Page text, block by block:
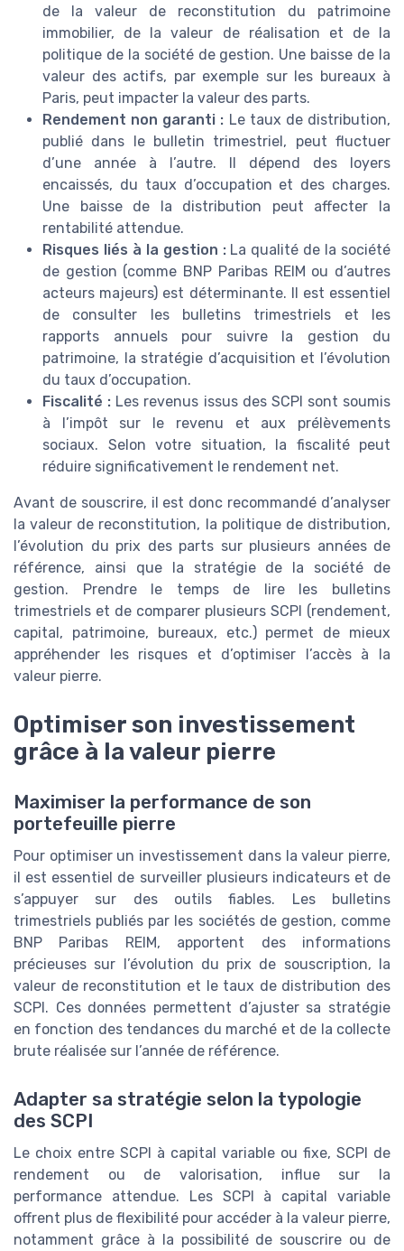
de la valeur de reconstitution du patrimoine
immobilier, de la valeur de réalisation et de la
politique de la société de gestion. Une baisse de la
valeur des actifs, par exemple sur les bureaux à
Paris, peut impacter la valeur des parts.
Rendement non garanti : Le taux de distribution,
publié dans le bulletin trimestriel, peut fluctuer
d’une année à l’autre. Il dépend des loyers
encaissés, du taux d’occupation et des charges.
Une baisse de la distribution peut affecter la
rentabilité attendue.
Risques liés à la gestion :La qualité de la société
de gestion (comme BNP Paribas REIM ou d’autres
acteurs majeurs) est déterminante. Il est essentiel
de consulter les bulletins trimestriels et les
rapports annuels pour suivre la gestion du
patrimoine, la stratégie d’acquisition et l’évolution
du taux d’occupation.
Fiscalité : Les revenus issus des SCPI sont soumis
à l’impôt sur le revenu et aux prélèvements
sociaux. Selon votre situation, la fiscalité peut
réduire significativement le rendement net.
Avant de souscrire, il est donc recommandé d’analyser
la valeur de reconstitution, la politique de distribution,
l’évolution du prix des parts sur plusieurs années de
référence, ainsi que la stratégie de la société de
gestion. Prendre le temps de lire les bulletins
trimestriels et de comparer plusieurs SCPI (rendement,
capital, patrimoine, bureaux, etc.) permet de mieux
appréhender les risques et d’optimiser l’accès à la
valeur pierre.
Optimiser son investissement
grâce à la valeur pierre
Maximiser la performance de son
portefeuille pierre
Pour optimiser un investissement dans la valeur pierre,
il est essentiel de surveiller plusieurs indicateurs et de
s’appuyer sur des outils fiables. Les bulletins
trimestriels publiés par les sociétés de gestion, comme
BNP Paribas REIM, apportent des informations
précieuses sur l’évolution du prix de souscription, la
valeur de reconstitution et le taux de distribution des
SCPI. Ces données permettent d’ajuster sa stratégie
en fonction des tendances du marché et de la collecte
brute réalisée sur l’année de référence.
Adapter sa stratégie selon la typologie
des SCPI
Le choix entre SCPI à capital variable ou fixe, SCPI de
rendement ou de valorisation, influe sur la
performance attendue. Les SCPI à capital variable
offrent plus de flexibilité pour accéder à la valeur pierre,
notamment grâce à la possibilité de souscrire ou de